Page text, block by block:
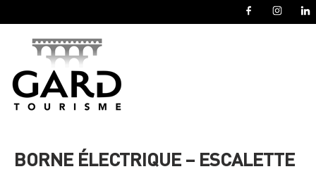
BORNE ÉLECTRIQUE – ESCALETTE